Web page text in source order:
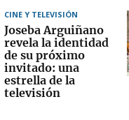
CINE Y TELEVISIÓN
Joseba Arguiñano
revela la identidad
de su próximo
invitado: una
estrella de la
televisión